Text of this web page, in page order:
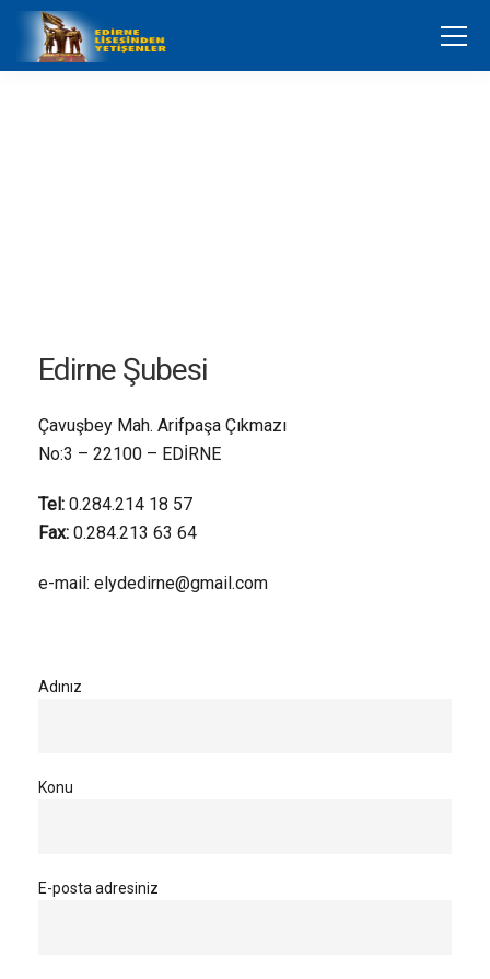
Edirne Şubesi
Çavuşbey Mah. Arifpaşa Çıkmazı
No:3 – 22100 – EDİRNE
Tel: 0.284.214 18 57
Fax: 0.284.213 63 64
e-mail: elydedirne@gmail.com
Adınız
Konu
E-posta adresiniz